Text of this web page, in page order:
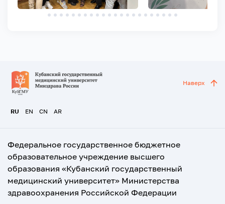
RU EN CN AR
Наверх
Федеральное государственное бюджетное
образовательное учреждение высшего
образования «Кубанский государственный
медицинский университет» Министерства
здравоохранения Российской Федерации